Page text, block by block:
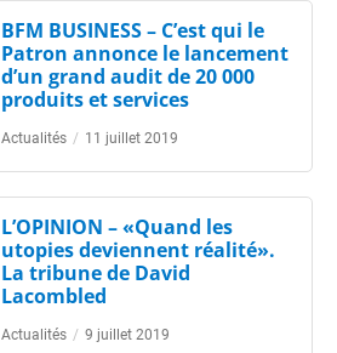
BFM BUSINESS – C’est qui le
Patron annonce le lancement
d’un grand audit de 20 000
produits et services
Actualités / 11 juillet 2019
L’OPINION – «Quand les
utopies deviennent réalité».
La tribune de David
Lacombled
Actualités / 9 juillet 2019